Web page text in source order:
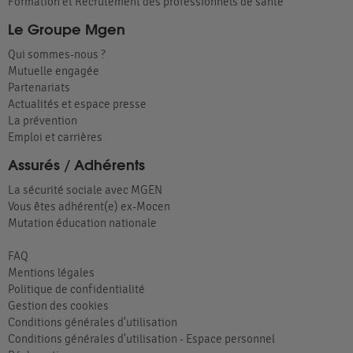
Le Groupe Mgen
Qui sommes-nous ?
Mutuelle engagée
Partenariats
Actualités et espace presse
La prévention
Emploi et carrières
Assurés / Adhérents
La sécurité sociale avec MGEN
Vous êtes adhérent(e) ex-Mocen
Mutation éducation nationale
FAQ
Mentions légales
Politique de confidentialité
Gestion des cookies
Conditions générales d'utilisation
Conditions générales d'utilisation - Espace personnel